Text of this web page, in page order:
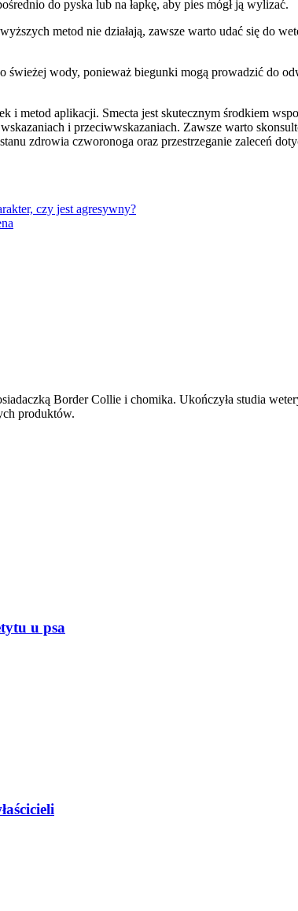
do pyska lub na łapkę, aby pies mógł ją wylizać.
metod nie działają, zawsze warto udać się do
świeżej wody, ponieważ biegunki mogą prowadzić do
i metod aplikacji. Smecta jest skutecznym środkiem
i przeciwwskazaniach. Zawsze warto
zdrowia czworonoga oraz przestrzeganie zaleceń
czy jest agresywny?
Border Collie i chomika. Ukończyła studia
produktów.
u psa